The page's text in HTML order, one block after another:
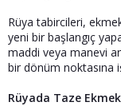
Rüya tabircileri,
yeni bir başlangıç
maddi veya manevi
bir dönüm noktasına
Rüyada Taze